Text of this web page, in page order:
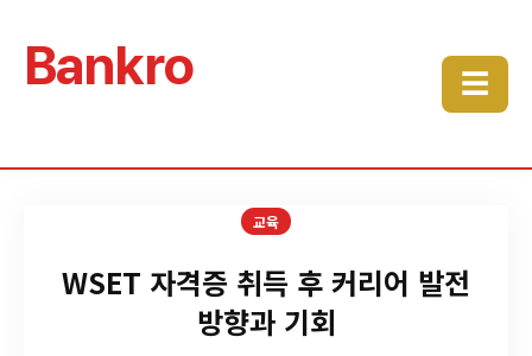
Bankro ☰
교육
WSET 자격증 취득 후 커리어 발전
방향과 기회